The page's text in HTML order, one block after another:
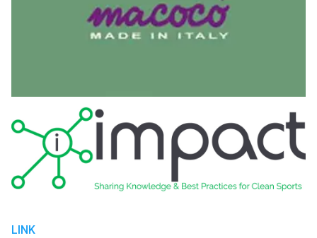
LINK